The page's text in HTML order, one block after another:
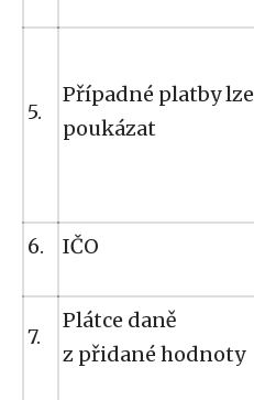
5.
Případné platby lze
poukázat
6. IČO
7.
Plátce daně
z přidané hodnoty